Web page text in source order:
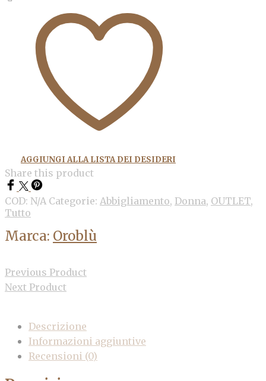
AGGIUNGI ALLA LISTA DEI DESIDERI
Share this product
COD: N/A Categorie: Abbigliamento, Donna, OUTLET,
Tutto
Marca: Oroblù
Previous Product
Next Product
Descrizione
Informazioni aggiuntive
Recensioni (0)